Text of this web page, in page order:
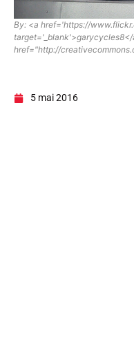
By: <a href='https://
href="http://
5 mai 2016